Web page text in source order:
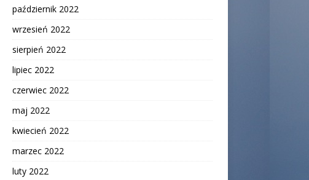
październik 2022
wrzesień 2022
sierpień 2022
lipiec 2022
czerwiec 2022
maj 2022
kwiecień 2022
marzec 2022
luty 2022